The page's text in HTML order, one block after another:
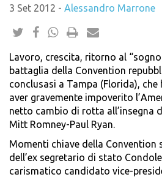
3 Set 2012 - Alessandro Marrone
Lavoro, crescita, ritorno al
battaglia della Convention
conclusasi a Tampa (Florida),
aver gravemente impoverito
netto cambio di rotta all’insegna
Mitt Romney-Paul Ryan.
Momenti chiave della Convention
dell’ex segretario di stato
carismatico candidato vice-